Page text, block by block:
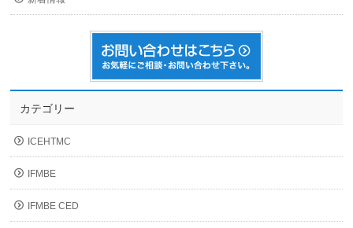
カテゴリー
ICEHTMC
IFMBE
IFMBE CED